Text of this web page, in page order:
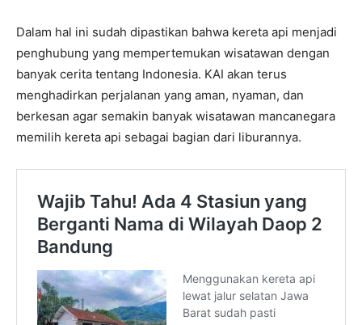
Dalam hal ini sudah dipastikan bahwa kereta api menjadi
penghubung yang mempertemukan wisatawan dengan
banyak cerita tentang Indonesia. KAI akan terus
menghadirkan perjalanan yang aman, nyaman, dan
berkesan agar semakin banyak wisatawan mancanegara
memilih kereta api sebagai bagian dari liburannya.